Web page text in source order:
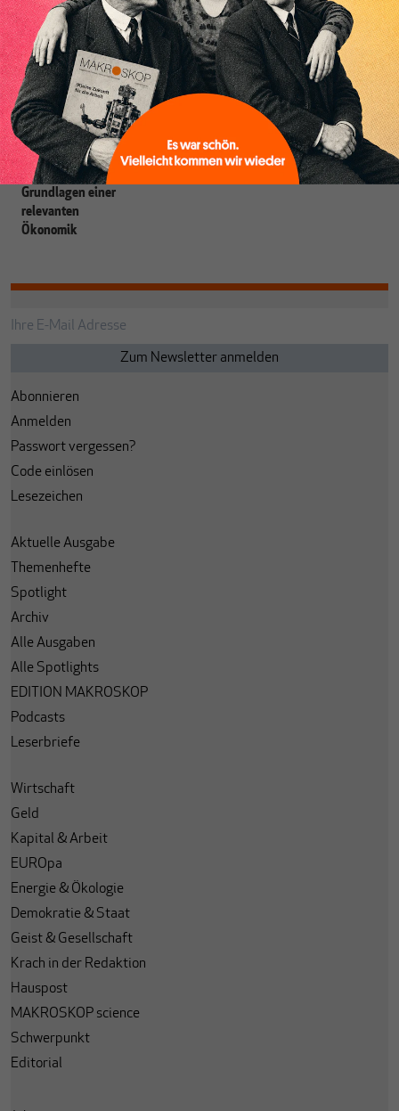
Geld- und Währungstheorie.
Grundlagen einer
relevanten
Ökonomik
Abonnieren
Anmelden
Passwort vergessen?
Code einlösen
Lesezeichen
Aktuelle Ausgabe
Themenhefte
Spotlight
Archiv
Alle Ausgaben
Alle Spotlights
EDITION MAKROSKOP
Podcasts
Leserbriefe
Wirtschaft
Geld
Kapital & Arbeit
EUROpa
Energie & Ökologie
Demokratie & Staat
Geist & Gesellschaft
Krach in der Redaktion
Hauspost
MAKROSKOP science
Schwerpunkt
Editorial